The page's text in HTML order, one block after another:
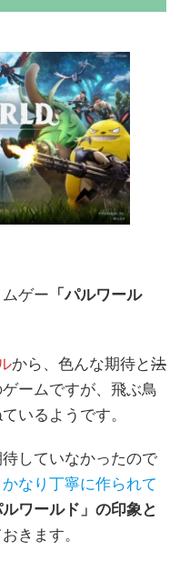
ゲー 「パルワール
から、色んな期待と法
ームですが、飛ぶ鳥
いるようです。
していなかったので
かなり丁寧に作られて
ルワールド」の印象と
きます。